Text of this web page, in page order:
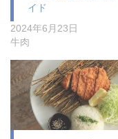
イド
2024年6月23日
牛肉